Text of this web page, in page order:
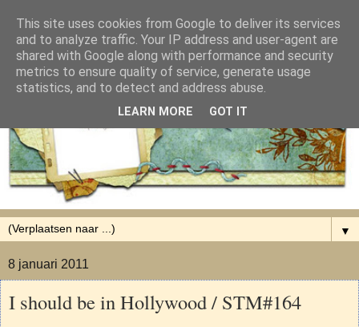
▼
8 januari 2011
I should be in Hollywood / STM#164
This site uses cookies from Google to deliver its services
and to analyze traffic. Your IP address and user-agent are
shared with Google along with performance and security
metrics to ensure quality of service, generate usage
statistics, and to detect and address abuse.
LEARN MORE GOT IT